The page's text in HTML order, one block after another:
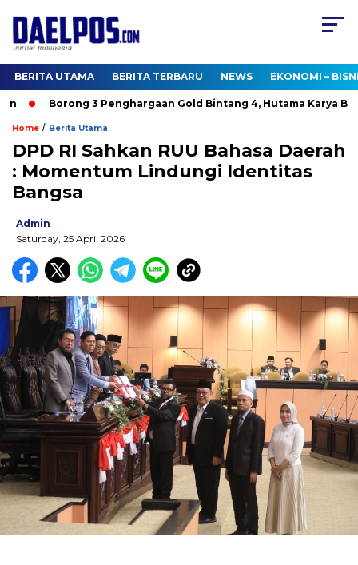
BERITA UTAMA BERITA TERBARU NEWS EKONOMI –
Borong 3 Penghargaan Gold Bintang 4, Hutama Karya
Home / Berita Utama
DPD RI Sahkan RUU Bahasa Daerah
: Momentum Lindungi Identitas
Bangsa
Admin
Saturday, 25 April 2026